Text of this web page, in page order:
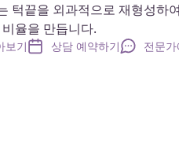
턱끝을 외과적으로 재형성하
율을 만듭니다.
보기 상담 예약하기 전문